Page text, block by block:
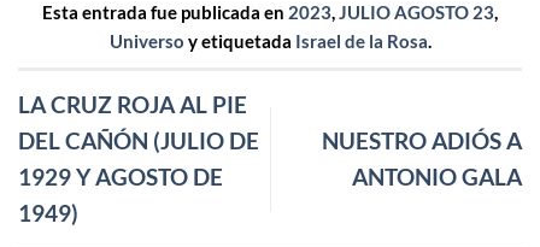
Esta entrada fue publicada en 2023,JULIO AGOSTO 23,
Universo y etiquetada Israel de la Rosa.
LA CRUZ ROJA AL PIE
DEL CAÑÓN (JULIO DE
1929 Y AGOSTO DE
1949)
NUESTRO ADIÓS A
ANTONIO GALA